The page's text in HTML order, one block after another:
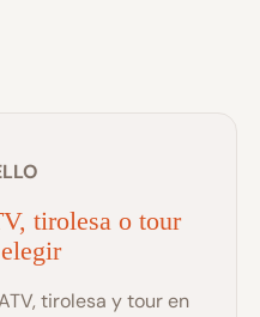
tirolesa o tour
tirolesa y tour en